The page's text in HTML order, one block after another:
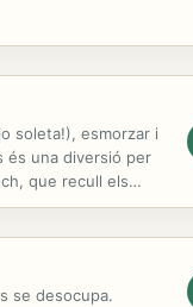
soleta!), esmorzar i
és una diversió per
que recull els
se desocupa.